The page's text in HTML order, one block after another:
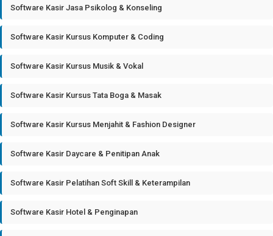
Software Kasir Jasa Psikolog & Konseling
Software Kasir Kursus Komputer & Coding
Software Kasir Kursus Musik & Vokal
Software Kasir Kursus Tata Boga & Masak
Software Kasir Kursus Menjahit & Fashion Designer
Software Kasir Daycare & Penitipan Anak
Software Kasir Pelatihan Soft Skill & Keterampilan
Software Kasir Hotel & Penginapan